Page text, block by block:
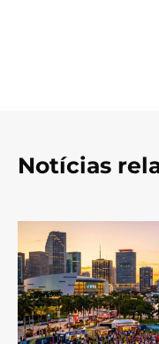
Notícias